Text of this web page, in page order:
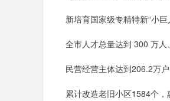
新培育国家级专精特新“小巨
全市人才总量达到 300 万人、
民营经营主体达到206.2万户
累计改造老旧小区1584个，